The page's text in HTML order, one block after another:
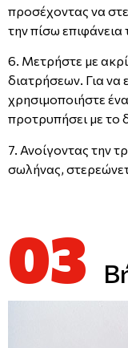
προσέχοντας να
την πίσω επιφάνεια
6. Μετρήστε με
διατρήσεων. Για να
χρησιμοποιήστε
προτρυπήσει με το
7. Ανοίγοντας την
σωλήνας,
03